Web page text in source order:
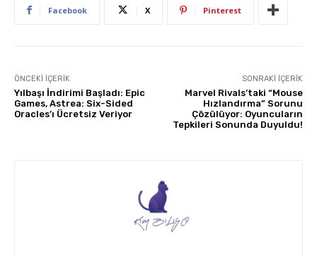
Facebook X Pinterest
ÖNCEKI İÇERIK
Yılbaşı İndirimi Başladı: Epic
Games, Astrea: Six-Sided
Oracles’ı Ücretsiz Veriyor
SONRAKI İÇERIK
Marvel Rivals’taki “Mouse
Hızlandırma” Sorunu
Çözülüyor: Oyuncuların
Tepkileri Sonunda Duyuldu!